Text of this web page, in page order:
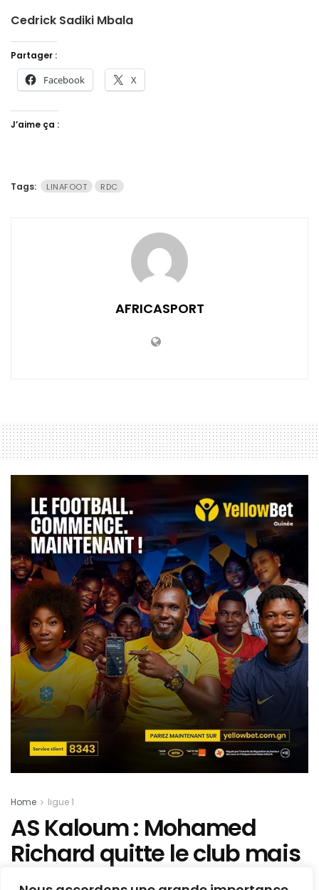
Cedrick Sadiki Mbala
Partager :
Facebook X
J’aime ça :
Tags: LINAFOOT RDC
AFRICASPORT
Home ligue 1
AS Kaloum : Mohamed
Richard quitte le club mais
reste dans le championnat